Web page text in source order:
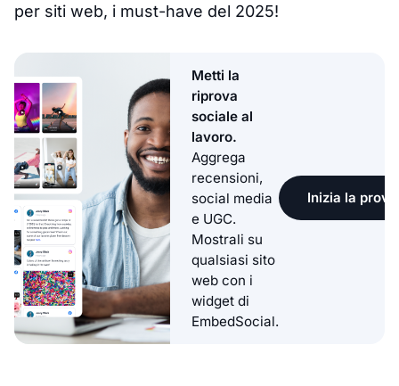
per siti web, i must-have del 2025!
Metti la
riprova
sociale al
lavoro.
Aggrega
recensioni,
social media
e UGC.
Mostrali su
qualsiasi sito
web con i
widget di
EmbedSocial.
Inizia la